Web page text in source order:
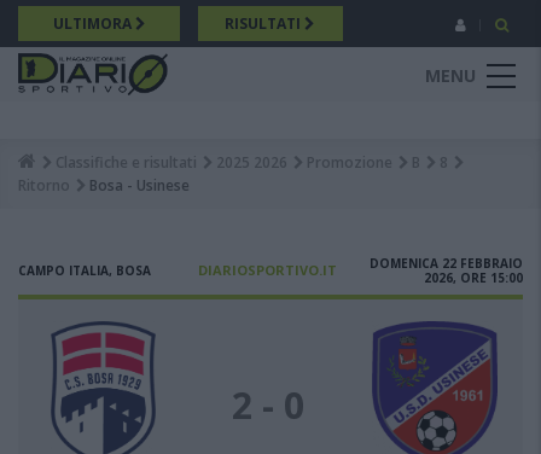
Salta
al
contenuto
principale
ULTIMORA RISULTATI
MENU
Breadcrumb
Classifiche e risultati 2025 2026 Promozione B
8
Ritorno
Bosa - Usinese
CAMPO ITALIA, BOSA DIARIOSPORTIVO.IT
DOMENICA 22 FEBBRAIO
2026, ORE 15:00
2 - 0